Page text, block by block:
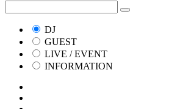
DJ
GUEST
LIVE / EVENT
INFORMATION